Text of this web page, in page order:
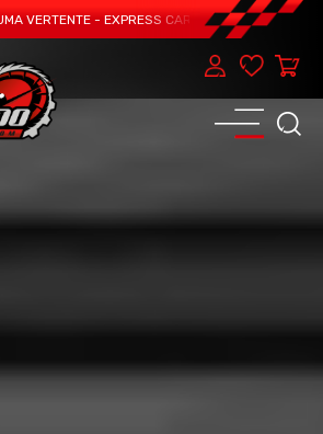
- EXPRESS CAR SERVICE,